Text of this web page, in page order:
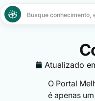
Pesquisar
Atualizado
O Portal
é apenas